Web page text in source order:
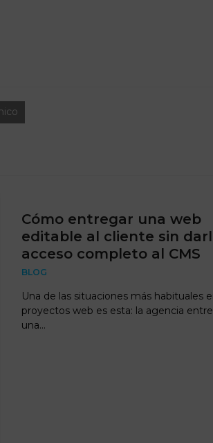
Cómo entregar una web
editable al cliente sin
acceso completo al CMS
BLOG
Una de las situaciones más habituales
proyectos web es esta: la agencia
una…